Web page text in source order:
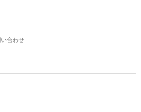
合わせ